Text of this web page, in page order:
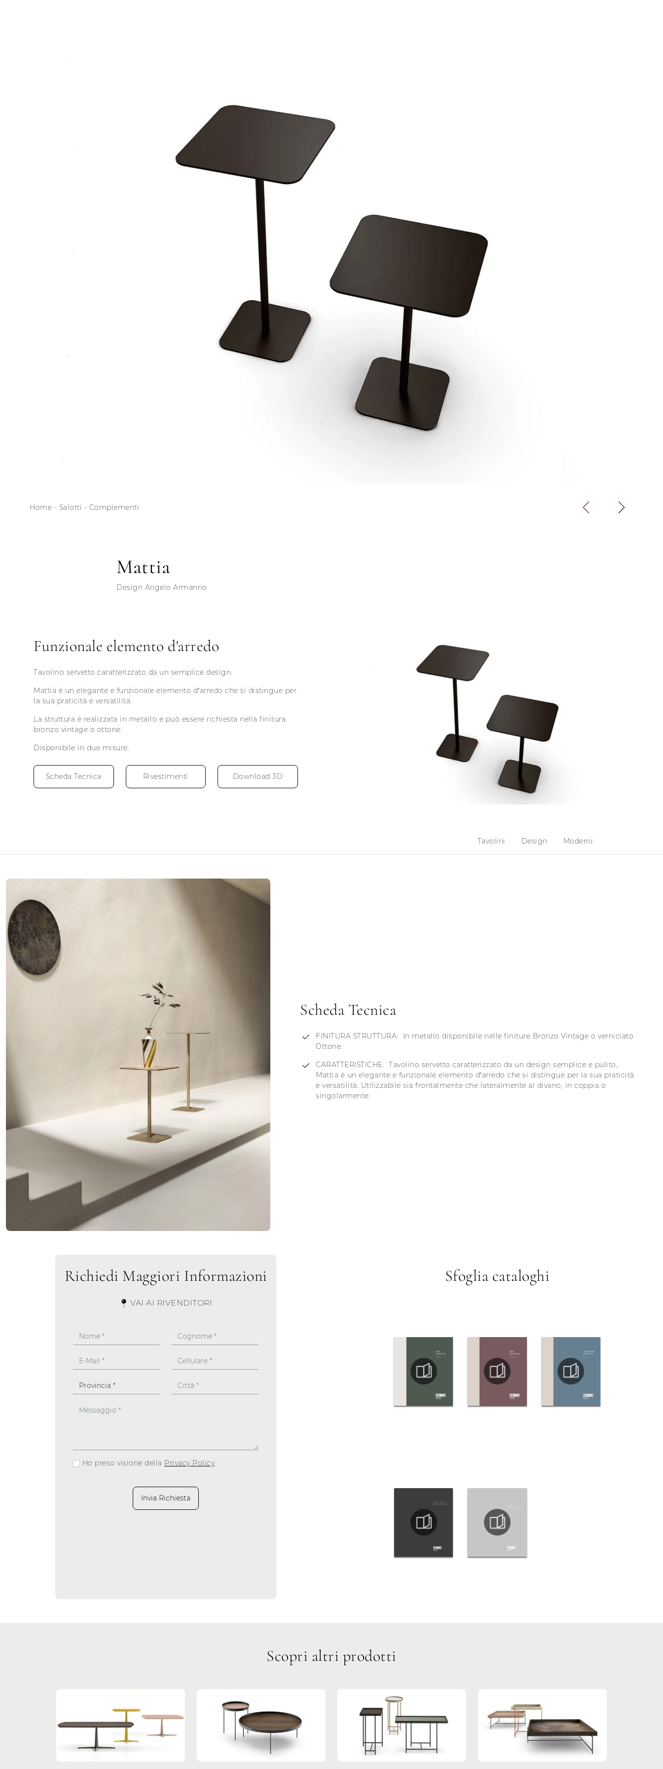
Home - Salotti - Complementi
Mattia
Design Angelo Armanno
Funzionale elemento d'arredo
Tavolino servetto caratterizzato da un semplice design.
Mattia è un elegante e funzionale elemento d’arredo che si distingue per
la sua praticità e versatilità.
La struttura è realizzata in metallo e può essere richiesta nella finitura
bronzo vintage o ottone.
Disponibile in due misure.
Scheda Tecnica Rivestimenti Download 3D
Scheda Tecnica
FINITURA STRUTTURA: In metallo disponibile nelle finiture Bronzo Vintage o verniciato
Ottone.
CARATTERISTICHE: Tavolino servetto caratterizzato da un design semplice e pulito,
Mattia è un elegante e funzionale elemento d’arredo che si distingue per la sua praticità
e versatilità. Utilizzabile sia frontalmente che lateralmente al divano, in coppia o
singolarmente.
Tavolini Design Moderni
Richiedi Maggiori Informazioni
VAI AI RIVENDITORI
Ho preso visione della Privacy Policy
Invia Richiesta
Sfoglia cataloghi
Scopri altri prodotti